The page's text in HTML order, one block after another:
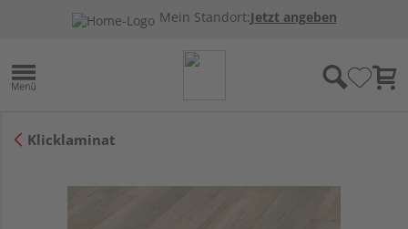
Mein Standort:Jetzt angeben
Klicklaminat